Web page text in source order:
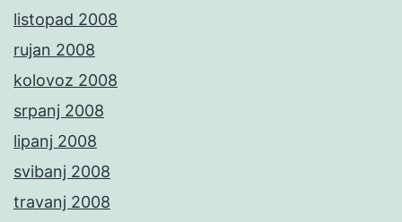
listopad 2008
rujan 2008
kolovoz 2008
srpanj 2008
lipanj 2008
svibanj 2008
travanj 2008